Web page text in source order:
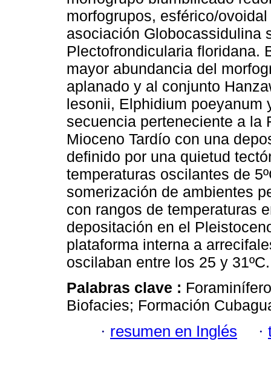
morfogrupos, esférico/
asociación Globocassidulina
Plectofrondicularia floridana.
mayor abundancia del
aplanado y al conjunto
lesonii, Elphidium
secuencia perteneciente a la
Mioceno Tardío con una
definido por una quietud
temperaturas oscilantes de
somerización de ambientes
con rangos de temperaturas
depositación en el
plataforma interna a
oscilaban entre los 25 y 31ºC.
Palabras clave :
Biofacies; Formación
· resumen en Inglés ·